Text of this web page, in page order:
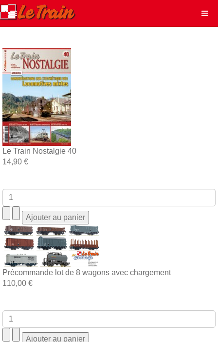
Le Train Nostalgie 40
14,90 €
Précommande lot de 8 wagons avec chargement
110,00 €